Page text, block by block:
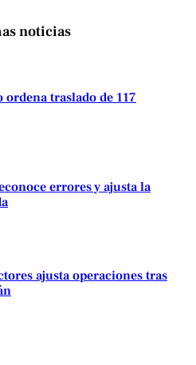
noticias
traslado de 117
errores y ajusta la
ajusta operaciones tras